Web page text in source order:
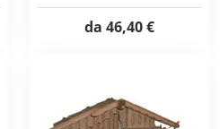
da 46,40 €